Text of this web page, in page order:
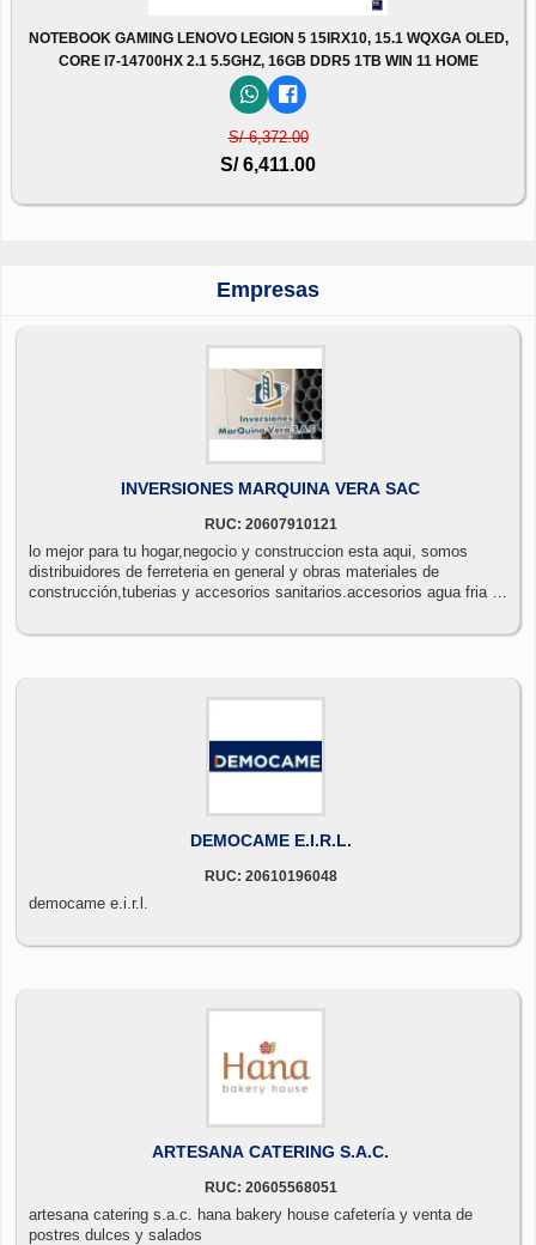
NOTEBOOK GAMING LENOVO LEGION 5 15IRX10, 15.1 WQXGA OLED,
CORE I7-14700HX 2.1 5.5GHZ, 16GB DDR5 1TB WIN 11 HOME
S/ 6,372.00
S/ 6,411.00
Empresas
INVERSIONES MARQUINA VERA SAC
RUC: 20607910121
lo mejor para tu hogar,negocio y construccion esta aqui, somos
distribuidores de ferreteria en general y obras materiales de
construcción,tuberias y accesorios sanitarios.accesorios agua fria -
uf,f.galvanizado sch-40, sch-80, inox
DEMOCAME E.I.R.L.
RUC: 20610196048
democame e.i.r.l.
ARTESANA CATERING S.A.C.
RUC: 20605568051
artesana catering s.a.c. hana bakery house cafetería y venta de
postres dulces y salados